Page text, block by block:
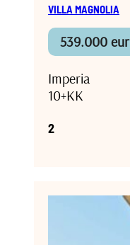
VILLA MAGNOLIA
539.000 eur
Imperia
10+KK
2